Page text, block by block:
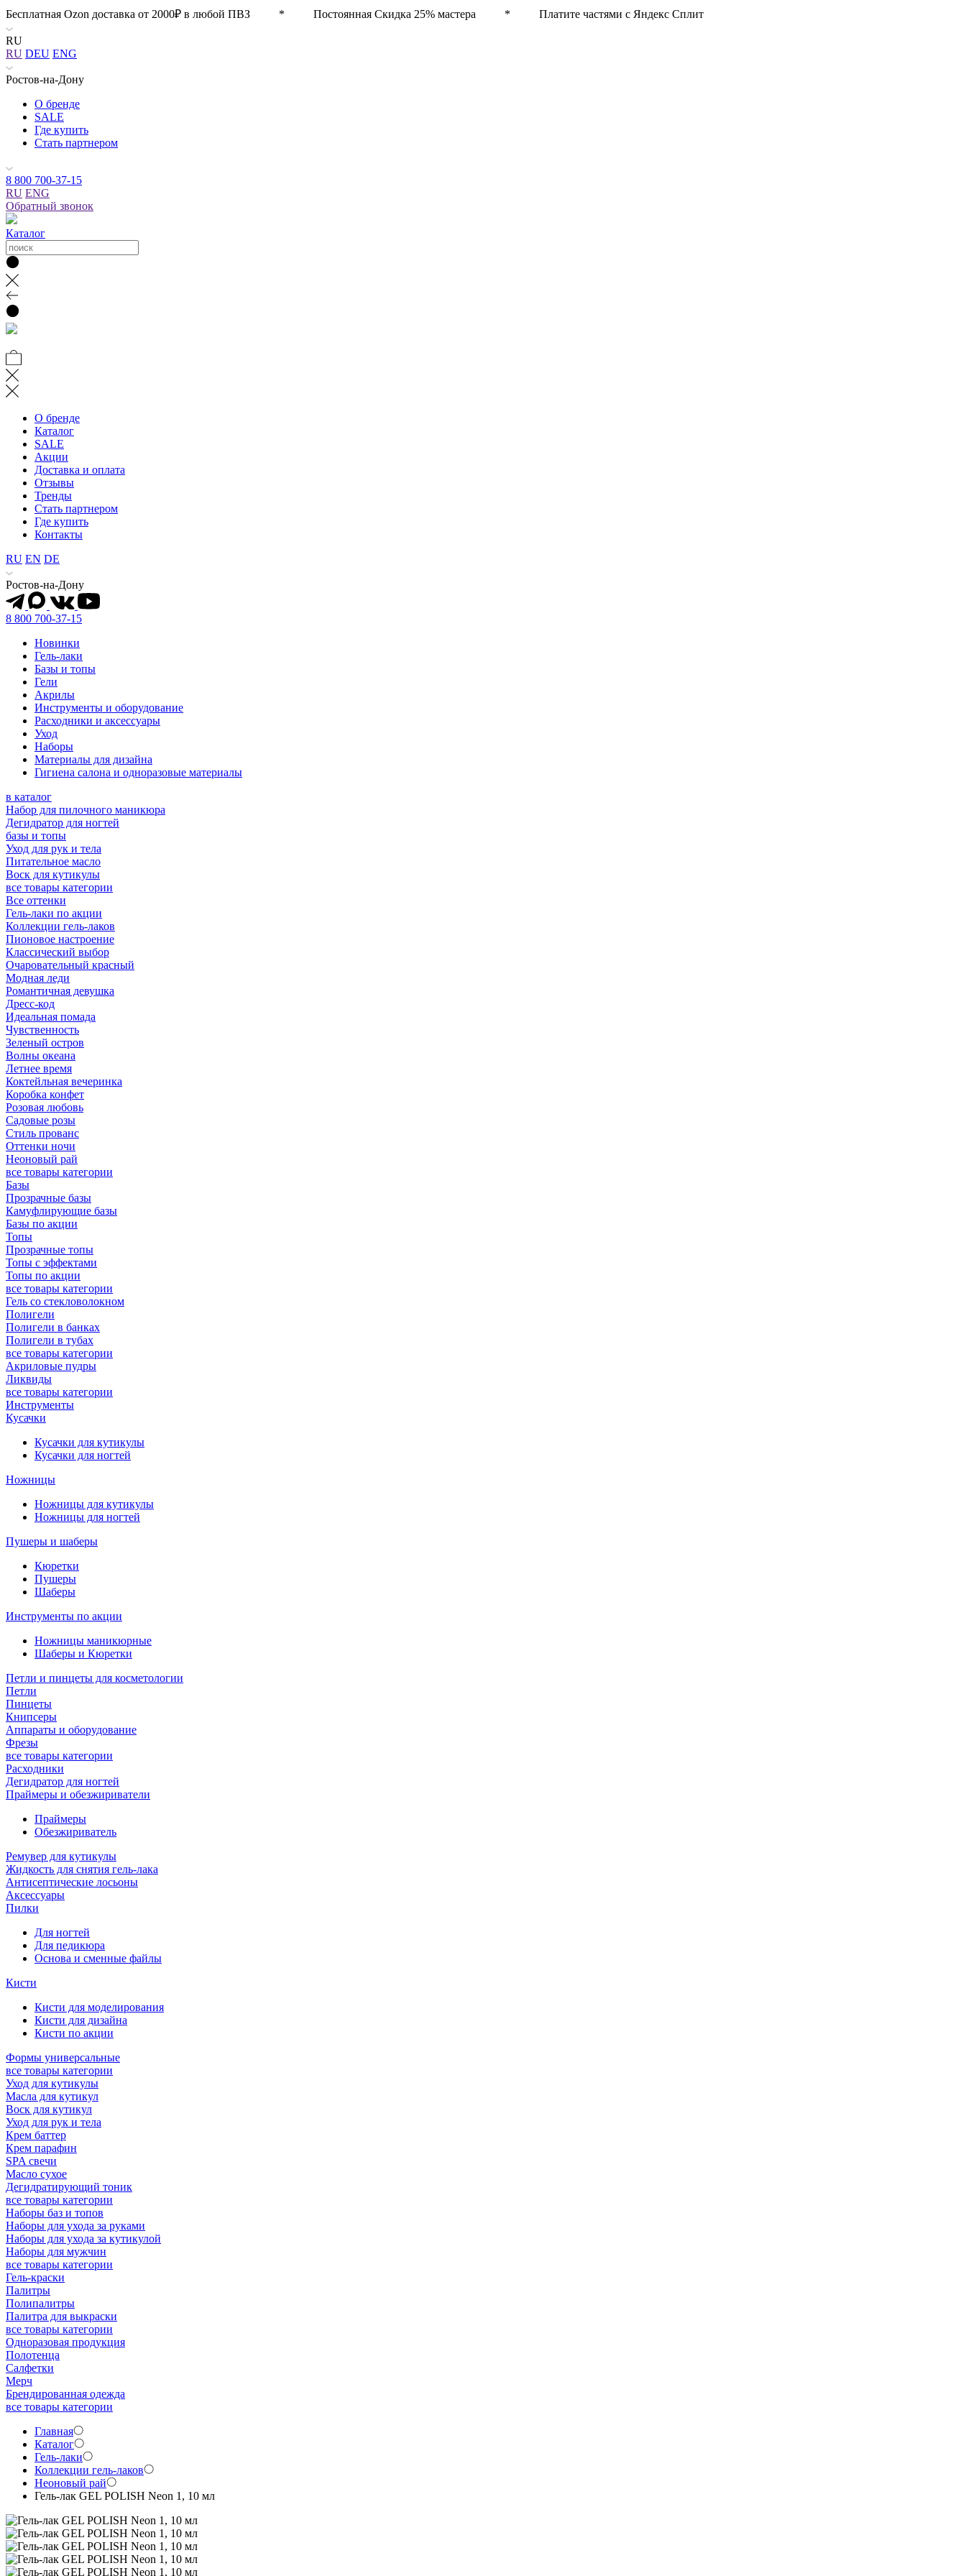
Бесплатная Ozon доставка от 2000₽ в любой ПВЗ * Постоянная Скидка 25% мастера * Платите частями с Яндекс Сплит
RU
RU DEU ENG
Ростов-на-Дону
О бренде
SALE
Где купить
Стать партнером
8 800 700-37-15
RU ENG
Обратный звонок
Каталог
О бренде
Каталог
SALE
Акции
Доставка и оплата
Отзывы
Тренды
Стать партнером
Где купить
Контакты
RU EN DE
Ростов-на-Дону
8 800 700-37-15
Новинки
Гель-лаки
Базы и топы
Гели
Акрилы
Инструменты и оборудование
Расходники и аксессуары
Уход
Наборы
Материалы для дизайна
Гигиена салона и одноразовые материалы
в каталог
Набор для пилочного маникюра
Дегидратор для ногтей
базы и топы
Уход для рук и тела
Питательное масло
Воск для кутикулы
все товары категории
Все оттенки
Гель-лаки по акции
Коллекции гель-лаков
Пионовое настроение
Классический выбор
Очаровательный красный
Модная леди
Романтичная девушка
Дресс-код
Идеальная помада
Чувственность
Зеленый остров
Волны океана
Летнее время
Коктейльная вечеринка
Коробка конфет
Розовая любовь
Садовые розы
Стиль прованс
Оттенки ночи
Неоновый рай
все товары категории
Базы
Прозрачные базы
Камуфлирующие базы
Базы по акции
Топы
Прозрачные топы
Топы с эффектами
Топы по акции
все товары категории
Гель со стекловолокном
Полигели
Полигели в банках
Полигели в тубах
все товары категории
Акриловые пудры
Ликвиды
все товары категории
Инструменты
Кусачки
Кусачки для кутикулы
Кусачки для ногтей
Ножницы
Ножницы для кутикулы
Ножницы для ногтей
Пушеры и шаберы
Кюретки
Пушеры
Шаберы
Инструменты по акции
Ножницы маникюрные
Шаберы и Кюретки
Петли и пинцеты для косметологии
Петли
Пинцеты
Книпсеры
Аппараты и оборудование
Фрезы
все товары категории
Расходники
Дегидратор для ногтей
Праймеры и обезжириватели
Праймеры
Обезжириватель
Ремувер для кутикулы
Жидкость для снятия гель-лака
Антисептические лосьоны
Аксессуары
Пилки
Для ногтей
Для педикюра
Основа и сменные файлы
Кисти
Кисти для моделирования
Кисти для дизайна
Кисти по акции
Формы универсальные
все товары категории
Уход для кутикулы
Масла для кутикул
Воск для кутикул
Уход для рук и тела
Крем баттер
Крем парафин
SPA свечи
Масло сухое
Дегидратирующий тоник
все товары категории
Наборы баз и топов
Наборы для ухода за руками
Наборы для ухода за кутикулой
Наборы для мужчин
все товары категории
Гель-краски
Палитры
Полипалитры
Палитра для выкраски
все товары категории
Одноразовая продукция
Полотенца
Салфетки
Мерч
Брендированная одежда
все товары категории
Главная
Каталог
Гель-лаки
Коллекции гель-лаков
Неоновый рай
Гель-лак GEL POLISH Neon 1, 10 мл